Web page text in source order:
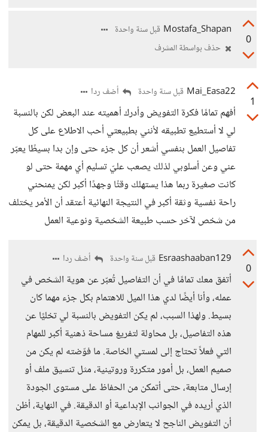
0
Mostafa_Shapan قبل سنة واحدة
حذف بواسطة المشرف
1
Mai_Easa22 قبل سنة واحدة أضف ردا
أفهم تمامًا فكرة التفويض وأدرك أهميته عند البعض لكن بالنسبة
لي لا أستطيع تطبيقه لأنني بطبيعتي أحب الاطلاع على كل
تفاصيل العمل بنفسي أشعر أن كل جزء حتى وإن بدا بسيطًا يعبّر
عني وعن أسلوبي لذلك يصعب عليّ تسليم أي مهمة حتى لو
كانت صغيرة ربما هذا يستهلك وقتًا وجهدًا أكبر لكن يمنحني
راحة نفسية وثقة أكبر في النتيجة النهائية أعتقد أن الأمر يختلف
من شخص لآخر حسب طبيعة الشخصية ونوعية العمل
0
Esraashaaban129 قبل سنة واحدة أضف ردا
أتفق معك تمامًا في أن التفاصيل تُعبّر عن هوية الشخص في
عمله، وأنا أيضًا لدي هذا الميل للاهتمام بكل جزء مهما كان
بسيط. ولهذا السبب، لم يكن التفويض بالنسبة لي تخليًا عن
هذه التفاصيل، بل محاولة لتفريغ مساحة ذهنية أكبر للمهام
التي فعلاً تحتاج إلى لمستي الخاصة. ما فوّضته لم يكن من
صميم العمل، بل أمور متكررة وروتينية، مثل تنسيق ملف أو
إرسال متابعة، حتى أتمكن من الحفاظ على مستوى الجودة
الذي أريده في الجوانب الإبداعية أو الدقيقة. في النهاية، أظن
أن التفويض الناجح لا يتعارض مع الشخصية الدقيقة، بل يمكن